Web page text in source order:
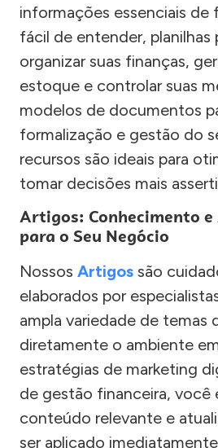
informações essenciais de
fácil de entender, planilhas
organizar suas finanças,
estoque e controlar suas
modelos de documentos
formalização e gestão do
recursos são ideais para
tomar decisões mais
Artigos: Conhecimento
para o Seu Negócio
Nossos Artigos são
elaborados por
ampla variedade de temas
diretamente o ambiente
estratégias de marketing
de gestão financeira, você
conteúdo relevante e
ser aplicado